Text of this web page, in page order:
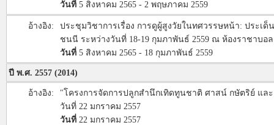
วันที่ 5 สิงหาคม 2565 - 2 พฤษภาคม 2559
อ้างอิง:
ประชุมวิชาการเรื่อง การดูผู้สูงวัยในทศวรรษหน้า: ประ
ชนนี ระหว่างวันที่ 18-19 กุมภาพันธ์ 2559 ณ ห้องราชาบอ
วันที่ 5 สิงหาคม 2565 - 18 กุมภาพันธ์ 2559
ปี พ.ศ. 2557 (2014)
อ้างอิง:
"โครงการจัดการปลูกสำนึกเทิดทูนชาติ ศาสน์ กษัตริย์ แ
วันที่ 22 มกราคม 2557
วันที่ 22 มกราคม 2557